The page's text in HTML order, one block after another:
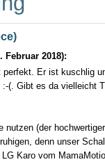
Februar 2018):
perfekt. Er ist kuschlig
(. Gibt es da vielleicht
nutzen (der
denn unser
Karo vom